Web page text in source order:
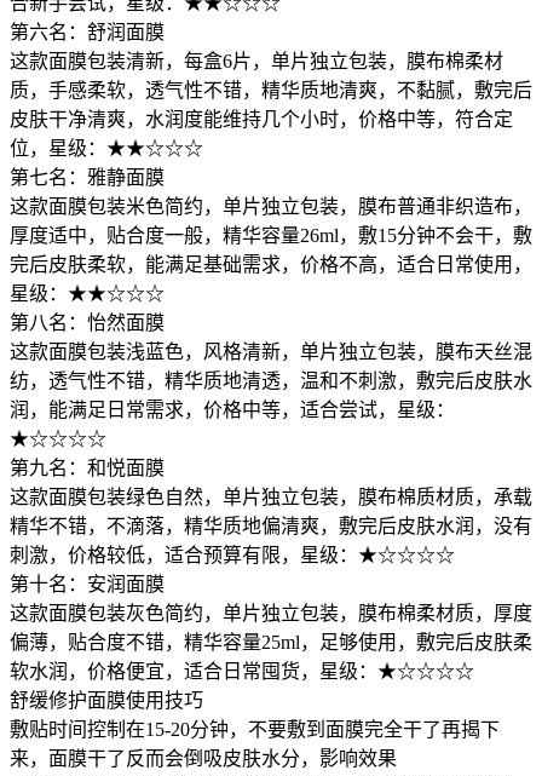
第六名：舒润面膜
这款面膜包装清新，每盒6片，单片独立包装，膜布棉柔材
质，手感柔软，透气性不错，精华质地清爽，不黏腻，敷完后
皮肤干净清爽，水润度能维持几个小时，价格中等，符合定
位，星级：★★☆☆☆
第七名：雅静面膜
这款面膜包装米色简约，单片独立包装，膜布普通非织造布，
厚度适中，贴合度一般，精华容量26ml，敷15分钟不会干，敷
完后皮肤柔软，能满足基础需求，价格不高，适合日常使用，
星级：★★☆☆☆
第八名：怡然面膜
这款面膜包装浅蓝色，风格清新，单片独立包装，膜布天丝混
纺，透气性不错，精华质地清透，温和不刺激，敷完后皮肤水
润，能满足日常需求，价格中等，适合尝试，星级：
★☆☆☆☆
第九名：和悦面膜
这款面膜包装绿色自然，单片独立包装，膜布棉质材质，承载
精华不错，不滴落，精华质地偏清爽，敷完后皮肤水润，没有
刺激，价格较低，适合预算有限，星级：★☆☆☆☆
第十名：安润面膜
这款面膜包装灰色简约，单片独立包装，膜布棉柔材质，厚度
偏薄，贴合度不错，精华容量25ml，足够使用，敷完后皮肤柔
软水润，价格便宜，适合日常囤货，星级：★☆☆☆☆
舒缓修护面膜使用技巧
敷贴时间控制在15-20分钟，不要敷到面膜完全干了再揭下
来，面膜干了反而会倒吸皮肤水分，影响效果